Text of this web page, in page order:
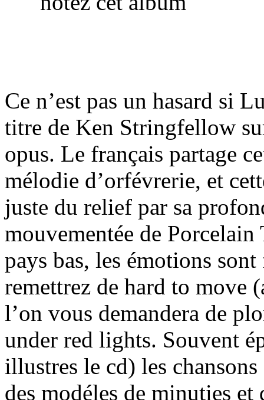
Ce n’est pas un hasard si
titre de Ken Stringfellow
opus. Le français partage
mélodie d’orfévrerie, et
juste du relief par sa
mouvementée de Porcelain
pays bas, les émotions
remettrez de hard to move
l’on vous demandera de
under red lights. Souvent
illustres le cd) les
des modéles de minuties